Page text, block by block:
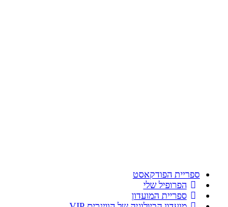
ספריית הפודקאסט
הפרופיל שלי
ספריית המועדון